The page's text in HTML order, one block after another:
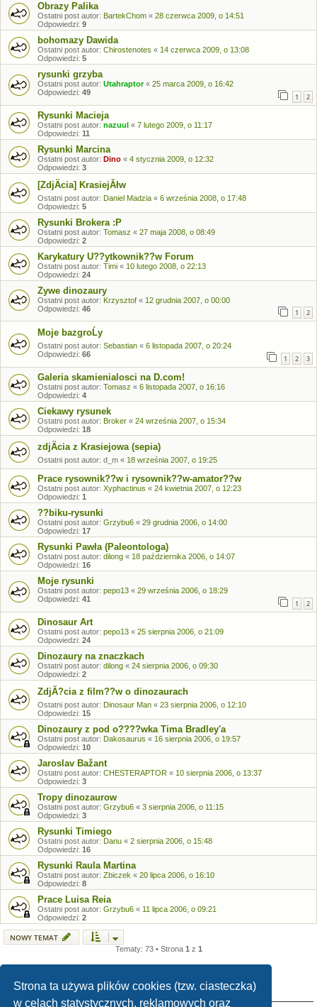
Strona ta używa plików cookies (tzw. ciasteczka)
w celach statystycznych, reklamowych oraz
Obrazy Palika
Ostatni post autor: BartekChom « 28 czerwca 2009, o 14:51
Odpowiedzi: 9
bohomazy Dawida
Ostatni post autor: Chirostenotes « 14 czerwca 2009, o 13:08
Odpowiedzi: 5
rysunki grzyba
Ostatni post autor: Utahraptor« 25 marca 2009, o 16:42
Odpowiedzi: 49 1 2
Rysunki Macieja
Ostatni post autor: nazuul « 7 lutego 2009, o 11:17
Odpowiedzi: 11
Rysunki Marcina
Ostatni post autor: Dino « 4 stycznia 2009, o 12:32
Odpowiedzi: 3
[ZdjÄcia] KrasiejĂłw
Ostatni post autor: Daniel Madzia « 6 września 2008, o 17:48
Odpowiedzi: 5
Rysunki Brokera :P
Ostatni post autor: Tomasz « 27 maja 2008, o 08:49
Odpowiedzi: 2
Karykatury U??ytkownik??w Forum
Ostatni post autor: Timi « 10 lutego 2008, o 22:13
Odpowiedzi: 24
Zywe dinozaury
Ostatni post autor: Krzysztof « 12 grudnia 2007, o 00:00
Odpowiedzi: 46 1 2
Moje bazgroĹy
Ostatni post autor: Sebastian « 6 listopada 2007, o 20:24
Odpowiedzi: 66 1 2 3
Galeria skamienialosci na D.com!
Ostatni post autor: Tomasz « 6 listopada 2007, o 16:16
Odpowiedzi: 4
Ciekawy rysunek
Ostatni post autor: Broker « 24 września 2007, o 15:34
Odpowiedzi: 18
zdjÄcia z Krasiejowa (sepia)
Ostatni post autor: d_m « 18 września 2007, o 19:25
Prace rysownik??w i rysownik??w-amator??w
Ostatni post autor: Xyphactinus « 24 kwietnia 2007, o 12:23
Odpowiedzi: 1
??biku-rysunki
Ostatni post autor: Grzybu6 « 29 grudnia 2006, o 14:00
Odpowiedzi: 17
Rysunki Pawła (Paleontologa)
Ostatni post autor: dilong « 18 października 2006, o 14:07
Odpowiedzi: 16
Moje rysunki
Ostatni post autor: pepo13 « 29 września 2006, o 18:29
Odpowiedzi: 41 1 2
Dinosaur Art
Ostatni post autor: pepo13 « 25 sierpnia 2006, o 21:09
Odpowiedzi: 24
Dinozaury na znaczkach
Ostatni post autor: dilong « 24 sierpnia 2006, o 09:30
Odpowiedzi: 2
ZdjĂ?cia z film??w o dinozaurach
Ostatni post autor: Dinosaur Man « 23 sierpnia 2006, o 12:10
Odpowiedzi: 15
Dinozaury z pod o????wka Tima Bradley'a
Ostatni post autor: Dakosaurus « 16 sierpnia 2006, o 19:57
Odpowiedzi: 10
Jaroslav Bažant
Ostatni post autor: CHESTERAPTOR « 10 sierpnia 2006, o 13:37
Odpowiedzi: 3
Tropy dinozaurow
Ostatni post autor: Grzybu6 « 3 sierpnia 2006, o 11:15
Odpowiedzi: 3
Rysunki Timiego
Ostatni post autor: Danu « 2 sierpnia 2006, o 15:48
Odpowiedzi: 16
Rysunki Raula Martina
Ostatni post autor: Zbiczek « 20 lipca 2006, o 16:10
Odpowiedzi: 8
Prace Luisa Reia
Ostatni post autor: Grzybu6 « 11 lipca 2006, o 09:21
Odpowiedzi: 2
NOWY TEMAT
Tematy: 73 • Strona 1 z 1